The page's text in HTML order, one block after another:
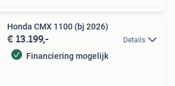
Honda CMX 1100 (bj 2026)
€ 13.199,- Details
Financiering mogelijk